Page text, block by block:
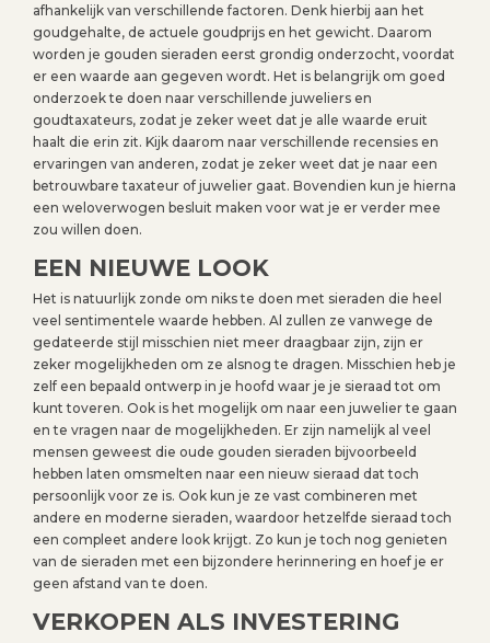
afhankelijk van verschillende factoren. Denk hierbij aan het
goudgehalte, de actuele goudprijs en het gewicht. Daarom
worden je gouden sieraden eerst grondig onderzocht, voordat
er een waarde aan gegeven wordt. Het is belangrijk om goed
onderzoek te doen naar verschillende juweliers en
goudtaxateurs, zodat je zeker weet dat je alle waarde eruit
haalt die erin zit. Kijk daarom naar verschillende recensies en
ervaringen van anderen, zodat je zeker weet dat je naar een
betrouwbare taxateur of juwelier gaat. Bovendien kun je hierna
een weloverwogen besluit maken voor wat je er verder mee
zou willen doen.
EEN NIEUWE LOOK
Het is natuurlijk zonde om niks te doen met sieraden die heel
veel sentimentele waarde hebben. Al zullen ze vanwege de
gedateerde stijl misschien niet meer draagbaar zijn, zijn er
zeker mogelijkheden om ze alsnog te dragen. Misschien heb je
zelf een bepaald ontwerp in je hoofd waar je je sieraad tot om
kunt toveren. Ook is het mogelijk om naar een juwelier te gaan
en te vragen naar de mogelijkheden. Er zijn namelijk al veel
mensen geweest die oude gouden sieraden bijvoorbeeld
hebben laten omsmelten naar een nieuw sieraad dat toch
persoonlijk voor ze is. Ook kun je ze vast combineren met
andere en moderne sieraden, waardoor hetzelfde sieraad toch
een compleet andere look krijgt. Zo kun je toch nog genieten
van de sieraden met een bijzondere herinnering en hoef je er
geen afstand van te doen.
VERKOPEN ALS INVESTERING